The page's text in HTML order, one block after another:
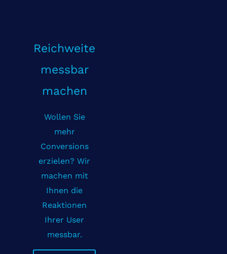
Reichweite
messbar
machen
Wollen Sie
mehr
Conversions
erzielen? Wir
machen mit
Ihnen die
Reaktionen
Ihrer User
messbar.